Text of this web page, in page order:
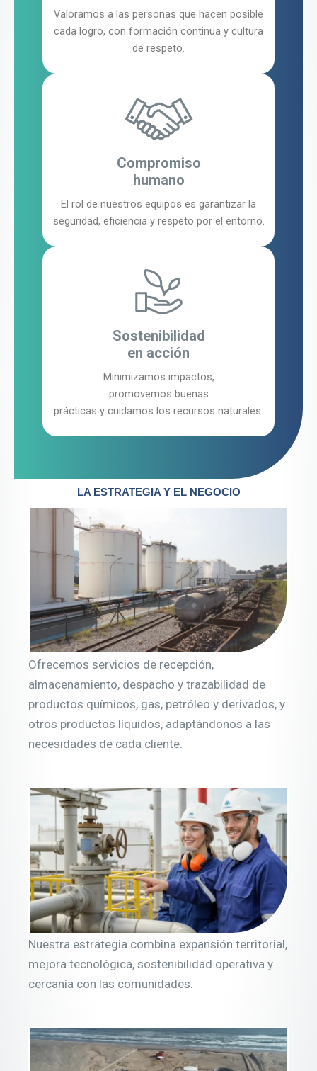
Valoramos a las personas que hacen posible
cada logro, con formación continua y cultura
de respeto.
Compromiso
humano
El rol de nuestros equipos es garantizar la
seguridad, eficiencia y respeto por el entorno.
Sostenibilidad
en acción
Minimizamos impactos,
promovemos buenas
prácticas y cuidamos los recursos naturales.
LA ESTRATEGIA Y EL NEGOCIO
Ofrecemos servicios de recepción,
almacenamiento, despacho y trazabilidad de
productos químicos, gas, petróleo y derivados, y
otros productos líquidos, adaptándonos a las
necesidades de cada cliente.
Nuestra estrategia combina expansión territorial,
mejora tecnológica, sostenibilidad operativa y
cercanía con las comunidades.